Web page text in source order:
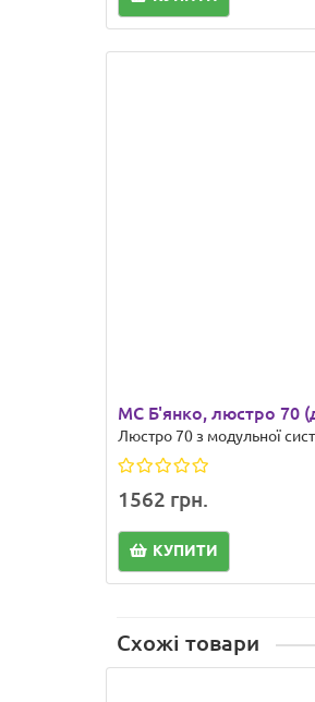
МС Б'янко, люстро 70
Люстро 70 з модульної
1562 грн.
КУПИТИ
Схожі товари